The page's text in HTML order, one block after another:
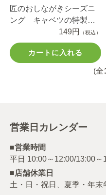
匠のおしながきシーズニ
ング キャベツの特製マ
スタード和え １４.８ｇ
149円 （税込）
カートに入れる
(全
営業日カレンダー
■営業時間
■店舗休業日
土・日・祝日、夏季・年末